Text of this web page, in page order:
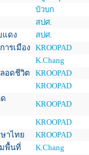
บัวบก
สปศ.
แดง สปศ.
รเมือง KROOPAD
K.Chang
อดชีวิต KROOPAD
KROOPAD
KROOPAD
KROOPAD
าไทย KROOPAD
พื้นที่ K.Chang